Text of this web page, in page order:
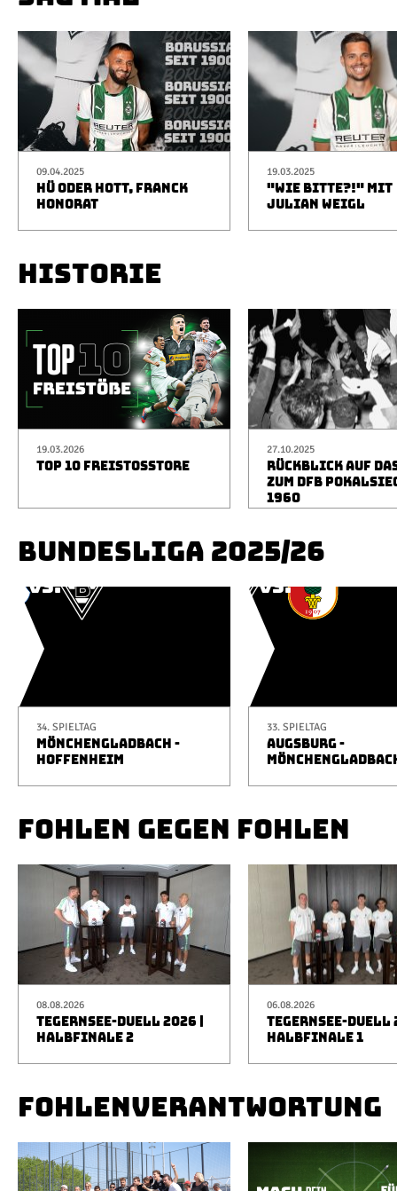
09.04.2025
HÜ ODER HOTT, FRANCK
HONORAT
19.03.2025
"WIE BITTE?!" MIT
JULIAN WEIGL
HISTORIE
19.03.2026
TOP 10 FREISTOSSTORE
27.10.2025
RÜCKBLICK AUF
ZUM DFB
1960
BUNDESLIGA 2025/26
34. SPIELTAG
MÖNCHENGLADBACH -
HOFFENHEIM
33. SPIELTAG
AUGSBURG -
FOHLEN GEGEN FOHLEN
08.08.2026
TEGERNSEE-DUELL 2026 |
HALBFINALE 2
06.08.2026
TEGERNSEE-DUELL
HALBFINALE 1
FOHLENVERANTWORTUNG